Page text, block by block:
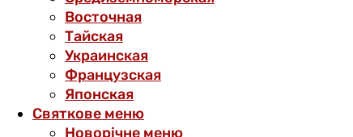
Восточная
Тайская
Украинская
Французская
Японская
Святкове меню
Новорічне меню